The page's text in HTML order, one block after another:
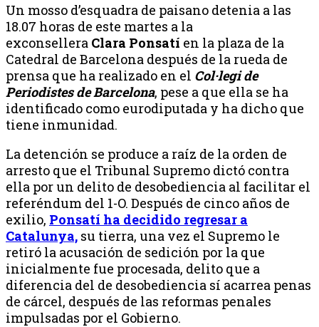
Un mosso d’esquadra de paisano detenia a las
18.07 horas de este martes a la
exconsellera Clara Ponsatí en la plaza de la
Catedral de Barcelona después de la rueda de
prensa que ha realizado en el Col·legi de
Periodistes de Barcelona, pese a que ella se ha
identificado como eurodiputada y ha dicho que
tiene inmunidad.
La detención se produce a raíz de la orden de
arresto que el Tribunal Supremo dictó contra
ella por un delito de desobediencia al facilitar el
referéndum del 1-O. Después de cinco años de
exilio, Ponsatí ha decidido regresar a
Catalunya, su tierra, una vez el Supremo le
retiró la acusación de sedición por la que
inicialmente fue procesada, delito que a
diferencia del de desobediencia sí acarrea penas
de cárcel, después de las reformas penales
impulsadas por el Gobierno.